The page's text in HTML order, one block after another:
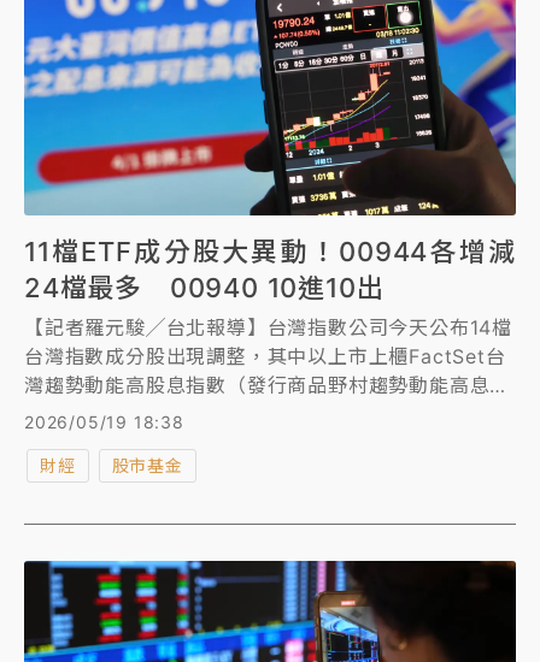
11檔ETF成分股大異動！00944各增減
24檔最多 00940 10進10出
【記者羅元駿╱台北報導】台灣指數公司今天公布14檔
台灣指數成分股出現調整，其中以上市上櫃FactSet台
灣趨勢動能高股息指數（發行商品野村趨勢動能高息
ETF，00944）成分股24進、24出變動最大，預計今
天盤後、明天盤前即生效。
2026/05/19 18:38
財經 股市基金